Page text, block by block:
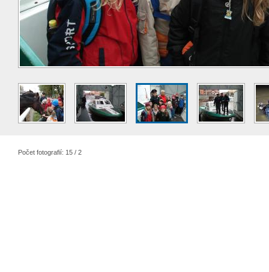
Počet fotografií: 15 / 2